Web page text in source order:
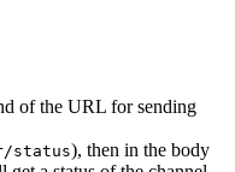
of the URL for sending
status), then in the body